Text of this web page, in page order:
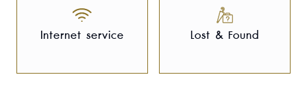
Internet service Lost & Found